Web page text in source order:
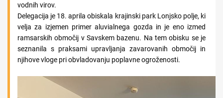
vodnih virov.
Delegacija je 18. aprila obiskala krajinski park Lonjsko polje, ki
velja za izjemen primer aluvialnega gozda in je eno izmed
ramsarskih območij v Savskem bazenu. Na tem obisku se je
seznanila s praksami upravljanja zavarovanih območij in
njihove vloge pri obvladovanju poplavne ogroženosti.